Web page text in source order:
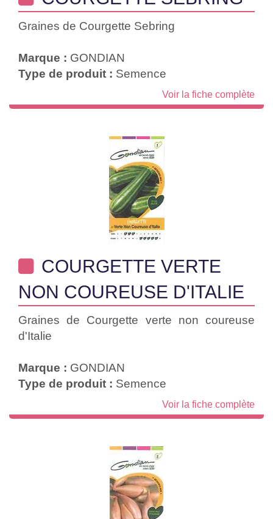
Graines de Courgette Sebring
Marque : GONDIAN
Type de produit : Semence
Voir la fiche complète
COURGETTE VERTE
NON COUREUSE D'ITALIE
Graines de Courgette verte non coureuse
d'Italie
Marque : GONDIAN
Type de produit : Semence
Voir la fiche complète